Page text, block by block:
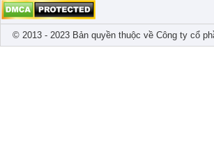
© 2013 - 2023 Bản quyền thuộc về Công ty cổ